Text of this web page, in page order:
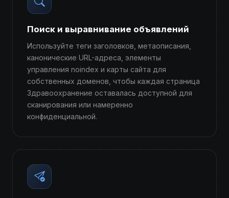
Поиск и выравнивание объявлений
Используйте теги заголовков, метаописания,
канонические URL-адреса, элементы
управления noindex и карты сайта для
собственных доменов, чтобы каждая страница
Здравоохранение оставалась доступной для
сканирования или намеренно
конфиденциальной.